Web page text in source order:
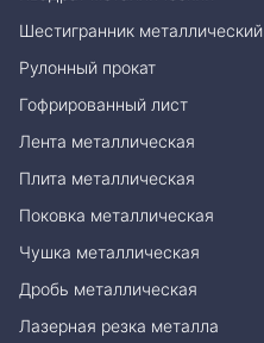
Шестигранник металлический
Рулонный прокат
Гофрированный лист
Лента металлическая
Плита металлическая
Поковка металлическая
Чушка металлическая
Дробь металлическая
Лазерная резка металла